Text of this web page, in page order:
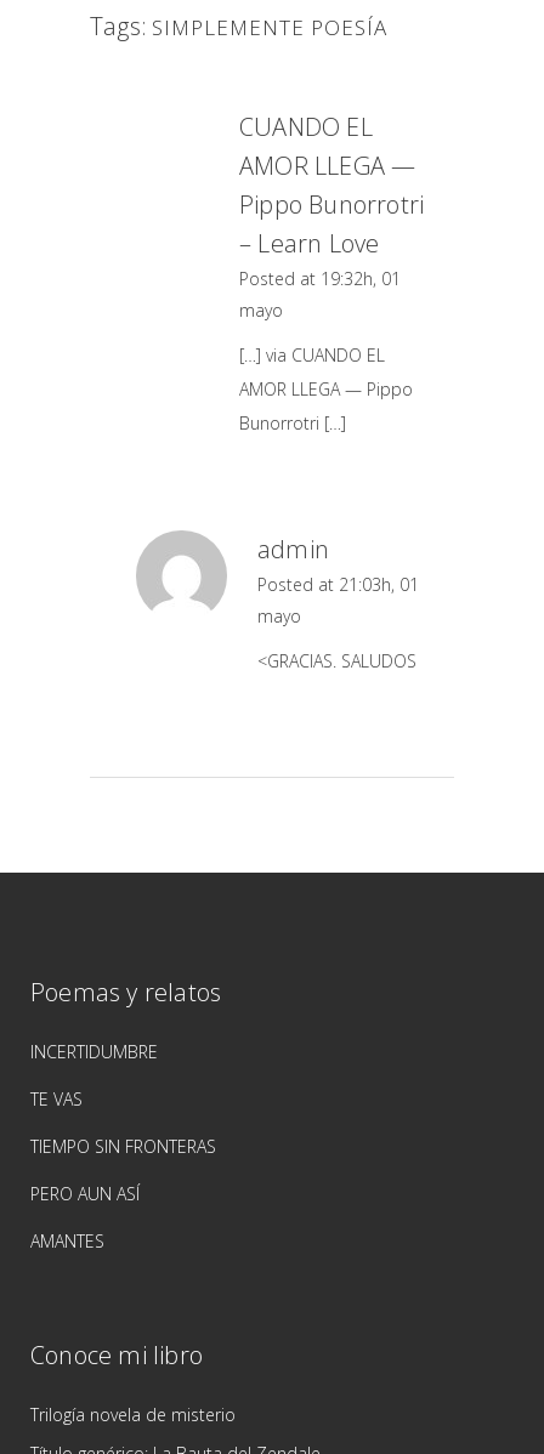
Tags: SIMPLEMENTE POESÍA
CUANDO EL
AMOR LLEGA —
Pippo Bunorrotri
– Learn Love
Posted at 19:32h, 01
mayo
[…] via CUANDO EL
AMOR LLEGA — Pippo
Bunorrotri […]
admin
Posted at 21:03h, 01
mayo
<GRACIAS. SALUDOS
Poemas y relatos
INCERTIDUMBRE
TE VAS
TIEMPO SIN FRONTERAS
PERO AUN ASÍ
AMANTES
Conoce mi libro
Trilogía novela de misterio